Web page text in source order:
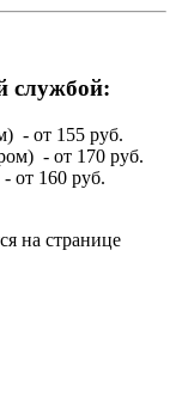
службой:
- от 155 руб.
- от 170 руб.
от 160 руб.
на странице